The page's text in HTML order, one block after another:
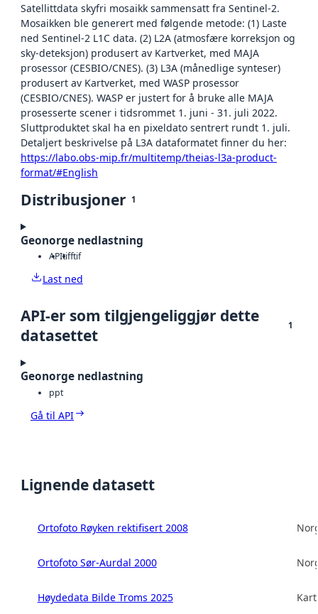
Satellittdata skyfri mosaikk sammensatt fra Sentinel-2.
Mosaikken ble generert med følgende metode: (1) Laste
ned Sentinel-2 L1C data. (2) L2A (atmosfære korreksjon og
sky-deteksjon) produsert av Kartverket, med MAJA
prosessor (CESBIO/CNES). (3) L3A (månedlige synteser)
produsert av Kartverket, med WASP prosessor
(CESBIO/CNES). WASP er justert for å bruke alle MAJA
prosesserte scener i tidsrommet 1. juni - 31. juli 2022.
Sluttproduktet skal ha en pixeldato sentrert rundt 1. juli.
Detaljert beskrivelse på L3A dataformatet finner du her:
https://labo.obs-mip.fr/multitemp/theias-l3a-product-
format/#English
Distribusjoner 1
Geonorge nedlastning
APItifftif
Last ned
API-er som tilgjengeliggjør dette
datasettet
1
Geonorge nedlastning
ppt
Gå til API
Lignende datasett
Ortofoto Røyken rektifisert 2008
Ortofoto Sør-Aurdal 2000
Høydedata Bilde Troms 2025